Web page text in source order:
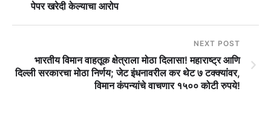
पेपर खरेदी केल्याचा आरोप
NEXT POST
भारतीय विमान वाहतूक क्षेत्राला मोठा दिलासा! महाराष्ट्र आणि
दिल्ली सरकारचा मोठा निर्णय; जेट इंधनावरील कर थेट ७ टक्क्यांवर,
विमान कंपन्यांचे वाचणार १५०० कोटी रुपये!